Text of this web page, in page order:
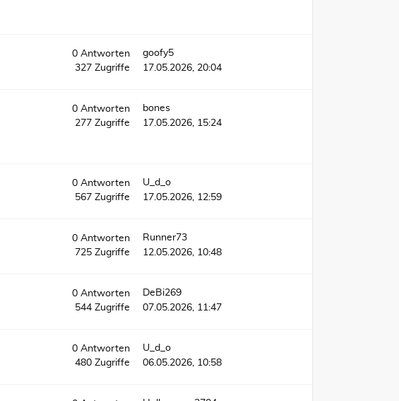
0Antworten
327Zugriffe
goofy5
17.05.2026, 20:04
0Antworten
277Zugriffe
bones
17.05.2026, 15:24
0Antworten
567Zugriffe
U_d_o
17.05.2026, 12:59
0Antworten
725Zugriffe
Runner73
12.05.2026, 10:48
0Antworten
544Zugriffe
DeBi269
07.05.2026, 11:47
0Antworten
480Zugriffe
U_d_o
06.05.2026, 10:58